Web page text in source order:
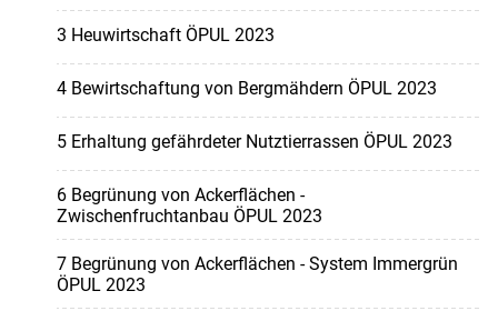
3 Heuwirtschaft ÖPUL 2023
4 Bewirtschaftung von Bergmähdern ÖPUL 2023
5 Erhaltung gefährdeter Nutztierrassen ÖPUL 2023
6 Begrünung von Ackerflächen -
Zwischenfruchtanbau ÖPUL 2023
7 Begrünung von Ackerflächen - System Immergrün
ÖPUL 2023